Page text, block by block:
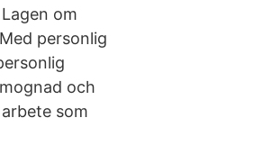
om
personlig
och
som